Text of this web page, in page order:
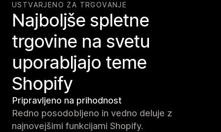
USTVARJENO ZA TRGOVANJE
Najboljše spletne
trgovine na svetu
uporabljajo teme
Shopify
Pripravljeno na prihodnost
Redno posodobljeno in vedno deluje z
najnovejšimi funkcijami Shopify.